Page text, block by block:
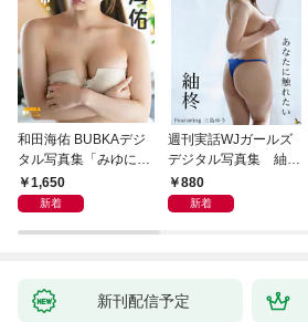
和田海佑 BUBKAデジ
タル写真集「みゆに夢
中。」
1,650
新着
週刊実話WJガールズ
デジタル写真集 紬柊
「あなたに触れたい」
featuring 三島ゆう
880
新着
新刊配信予定